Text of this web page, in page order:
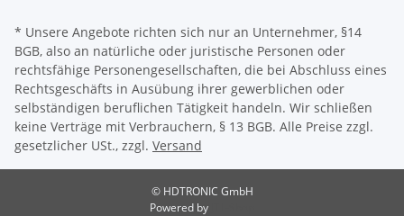
* Unsere Angebote richten sich nur an Unternehmer, §14
BGB, also an natürliche oder juristische Personen oder
rechtsfähige Personengesellschaften, die bei Abschluss eines
Rechtsgeschäfts in Ausübung ihrer gewerblichen oder
selbständigen beruflichen Tätigkeit handeln. Wir schließen
keine Verträge mit Verbrauchern, § 13 BGB. Alle Preise zzgl.
gesetzlicher USt., zzgl. Versand
© HDTRONIC GmbH
Powered by